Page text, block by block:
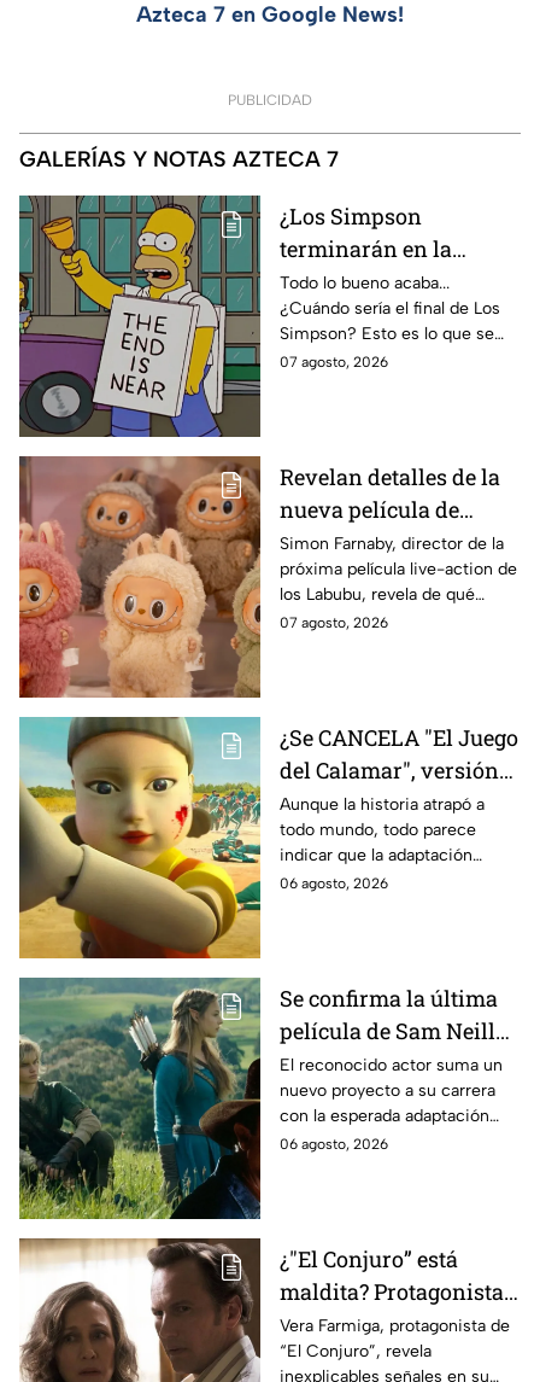
Azteca 7 en Google News!
PUBLICIDAD
GALERÍAS Y NOTAS AZTECA 7
¿Los Simpson
terminarán en la
temporada 40? Actriz
de Bart Simpson da
IMPACTANTE
declaración
Todo lo bueno acaba...
¿Cuándo sería el final de Los
Simpson? Esto es lo que se
sabe:
07 agosto, 2026
Revelan detalles de la
nueva película de
Labubu: de qué tratará
y cuándo se estrena
Simon Farnaby, director de la
próxima película live-action de
los Labubu, revela de qué
tratará la cinta. Aquí te
07 agosto, 2026
¿Se CANCELA "El Juego
del Calamar", versión
Estados Unidos? Esto
es lo que se sabe al
momento
Aunque la historia atrapó a
todo mundo, todo parece
indicar que la adaptación
podría ser cancelada:
06 agosto, 2026
Se confirma la última
película de Sam Neill
antes de morir: esto es
lo que se sabe hasta
ahora
El reconocido actor suma un
nuevo proyecto a su carrera
con la esperada adaptación
cinematográfica del popular
06 agosto, 2026
¿"El Conjuro” está
maldita? Protagonista
revela INQUIETANTES
señales en su cuerpo
Vera Farmiga, protagonista de
“El Conjuro”, revela
inexplicables señales en su